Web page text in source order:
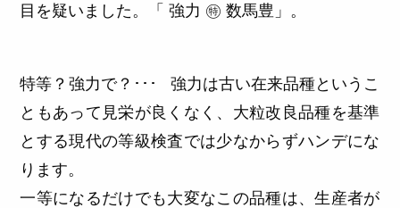
目を疑いました。「 強力 ㊕ 数馬豊」。
特等？強力で？･･･ 強力は古い在来品種というこ
ともあって見栄が良くなく、大粒改良品種を基準
とする現代の等級検査では少なからずハンデにな
ります。
一等になるだけでも大変なこの品種は、生産者が